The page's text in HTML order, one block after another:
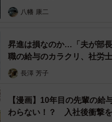
八幡 康二
昇進は損なのか…「夫が部
職の給与のカラクリ、社労
長澤 芳子
【漫画】10年目の先輩の
わらない！？ 入社後衝撃